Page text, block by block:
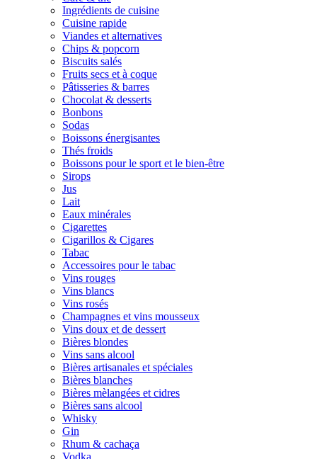
Ingrédients de cuisine
Cuisine rapide
Viandes et alternatives
Chips & popcorn
Biscuits salés
Fruits secs et à coque
Pâtisseries & barres
Chocolat & desserts
Bonbons
Sodas
Boissons énergisantes
Thés froids
Boissons pour le sport et le bien-être
Sirops
Jus
Lait
Eaux minérales
Cigarettes
Cigarillos & Cigares
Tabac
Accessoires pour le tabac
Vins rouges
Vins blancs
Vins rosés
Champagnes et vins mousseux
Vins doux et de dessert
Bières blondes
Vins sans alcool
Bières artisanales et spéciales
Bières blanches
Bières mèlangées et cidres
Bières sans alcool
Whisky
Gin
Rhum & cachaça
Vodka